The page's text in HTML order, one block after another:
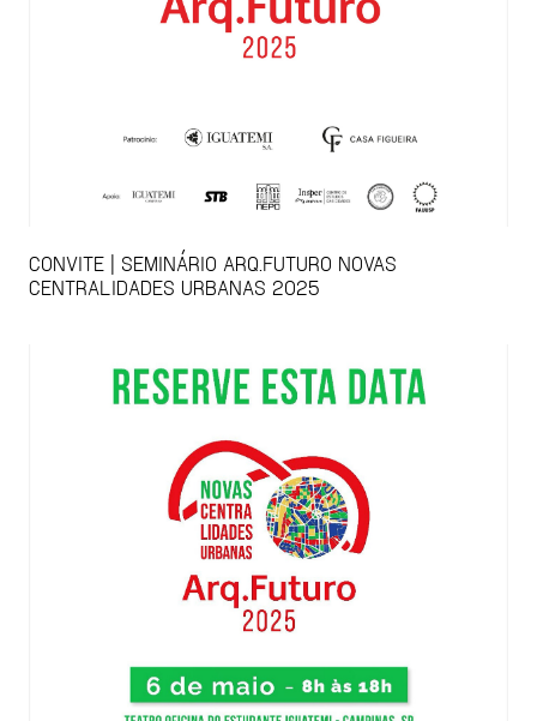
CONVITE | SEMINÁRIO ARQ.FUTURO NOVAS
CENTRALIDADES URBANAS 2025